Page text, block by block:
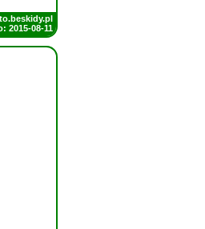
2015-08-11